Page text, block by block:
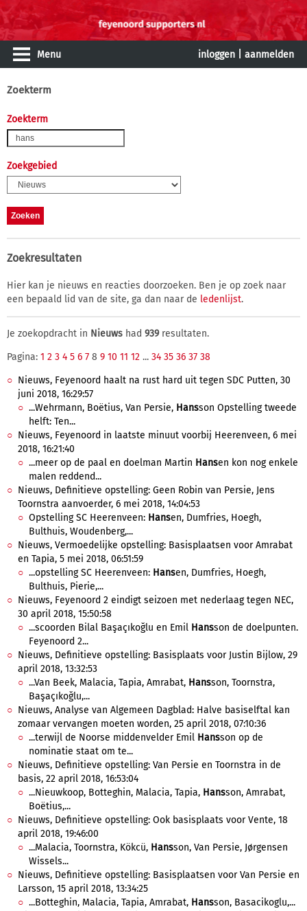
Menu inloggen aanmelden
Zoekterm
Zoekterm
Zoekgebied
Zoekresultaten
Hier kan je nieuws en reacties doorzoeken. Ben je op zoek naar
een bepaald lid van de site, ga dan naar de ledenlijst.
Je zoekopdracht in Nieuws had 939resultaten.
Pagina: 1 2 3 4 5 6 7 8 9 10 11 12 ... 34 35 36 37 38
Nieuws, Feyenoord haalt na rust hard uit tegen SDC Putten, 30
juni 2018, 16:29:57
...Wehrmann, Boëtius, Van Persie, Hansson Opstelling tweede
helft: Ten...
Nieuws, Feyenoord in laatste minuut voorbij Heerenveen, 6 mei
2018, 16:21:40
...meer op de paal en doelman Martin Hansen kon nog enkele
malen reddend...
Nieuws, Definitieve opstelling: Geen Robin van Persie, Jens
Toornstra aanvoerder, 6 mei 2018, 14:04:53
Opstelling SC Heerenveen: Hansen, Dumfries, Hoegh,
Bulthuis, Woudenberg,...
Nieuws, Vermoedelijke opstelling: Basisplaatsen voor Amrabat
en Tapia, 5 mei 2018, 06:51:59
...opstelling SC Heerenveen: Hansen, Dumfries, Hoegh,
Bulthuis, Pierie,...
Nieuws, Feyenoord 2 eindigt seizoen met nederlaag tegen NEC,
30 april 2018, 15:50:58
...scoorden Bilal Başaçıkoğlu en Emil Hansson de doelpunten.
Feyenoord 2...
Nieuws, Definitieve opstelling: Basisplaats voor Justin Bijlow, 29
april 2018, 13:32:53
...Van Beek, Malacia, Tapia, Amrabat, Hansson, Toornstra,
Başaçıkoğlu,...
Nieuws, Analyse van Algemeen Dagblad: Halve basiselftal kan
zomaar vervangen moeten worden, 25 april 2018, 07:10:36
...terwijl de Noorse middenvelder Emil Hansson op de
nominatie staat om te...
Nieuws, Definitieve opstelling: Van Persie en Toornstra in de
basis, 22 april 2018, 16:53:04
...Nieuwkoop, Botteghin, Malacia, Tapia, Hansson, Amrabat,
Boëtius,...
Nieuws, Definitieve opstelling: Ook basisplaats voor Vente, 18
april 2018, 19:46:00
...Malacia, Toornstra, Kökcü, Hansson, Van Persie, Jørgensen
Wissels...
Nieuws, Definitieve opstelling: Basisplaatsen voor Van Persie en
Larsson, 15 april 2018, 13:34:25
...Botteghin, Malacia, Tapia, Amrabat, Hansson, Basacikoglu,...